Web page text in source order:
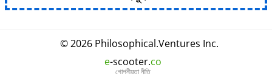
© 2026 Philosophical.Ventures Inc.
e-scooter.co
গোপনীয়তা নীতি